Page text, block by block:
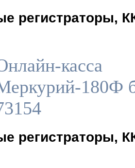
регистраторы,
касса
180Ф
регистраторы,